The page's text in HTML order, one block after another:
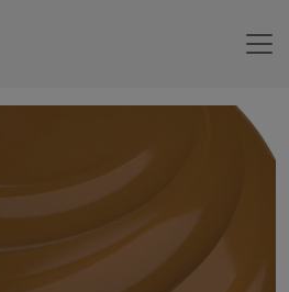
terre de Sienne